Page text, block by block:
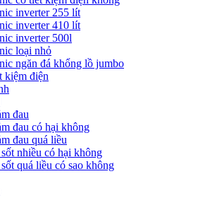
inverter 255 lít
inverter 410 lít
inverter 500l
loại nhỏ
ngăn đá khổng lồ jumbo
kiệm điện
đau
đau có hại không
đau quá liều
nhiều có hại không
quá liều có sao không